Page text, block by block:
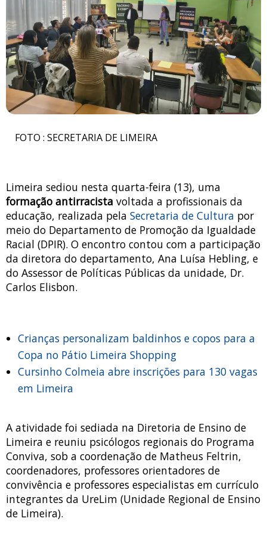
FOTO : SECRETARIA DE LIMEIRA
Limeira sediou nesta quarta-feira (13), uma
formação antirracista voltada a profissionais da
educação, realizada pela Secretaria de Cultura por
meio do Departamento de Promoção da Igualdade
Racial (DPIR). O encontro contou com a participação
da diretora do departamento, Ana Luísa Hebling, e
do Assessor de Políticas Públicas da unidade, Dr.
Carlos Elisbon.
Crianças personalizam baldinhos e copos para a
Copa no Pátio Limeira Shopping
Cursinho Colmeia abre inscrições para 130 vagas
em Limeira
A atividade foi sediada na Diretoria de Ensino de
Limeira e reuniu psicólogos regionais do Programa
Conviva, sob a coordenação de Matheus Feltrin,
coordenadores, professores orientadores de
convivência e professores especialistas em currículo
integrantes da UreLim (Unidade Regional de Ensino
de Limeira).